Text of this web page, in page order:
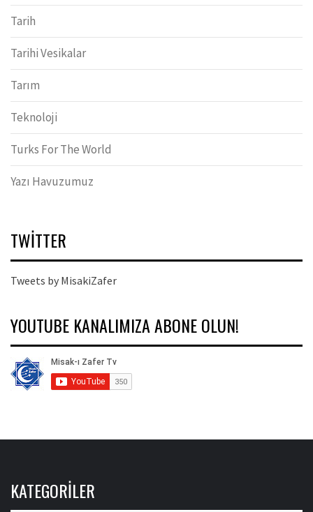
Tarih
Tarihi Vesikalar
Tarım
Teknoloji
Turks For The World
Yazı Havuzumuz
TWITTER
Tweets by MisakiZafer
YOUTUBE KANALIMIZA ABONE OLUN!
KATEGORILER